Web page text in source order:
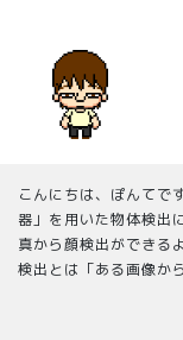
こんにちは、ぽんてで
器」を用いた物体検出
真から顔検出ができる
検出とは「ある画像か